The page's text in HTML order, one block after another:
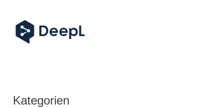
Kategorien